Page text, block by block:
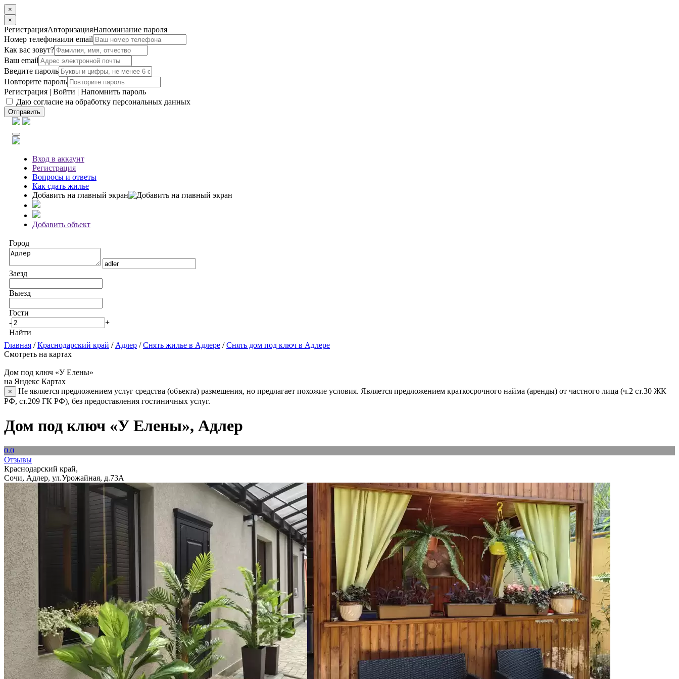
×
×
РегистрацияАвторизацияНапоминание пароля
Номер телефонаили email
Как вас зовут?
Ваш email
Введите пароль
Повторите пароль
Регистрация | Войти | Напомнить пароль
Даю согласие на обработку персональных данных
Отправить
Вход в аккаунт
Регистрация
Вопросы и ответы
Как сдать жилье
Добавить на главный экран
Добавить объект
Город
Заезд
Выезд
Гости
-
+
Найти
Главная /Краснодарский край / Адлер /Снять жилье в Адлере /Снять дом под ключ в Адлере
Смотреть на картах
Дом под ключ «У Елены»
на Яндекс Картах
×
Не является предложением услуг средства (объекта) размещения, но предлагает похожие условия. Является предложением краткосрочного найма (аренды) от частного лица (ч.2 ст.30 ЖК
РФ, ст.209 ГК РФ), без предоставления гостиничных услуг.
Дом под ключ «У Елены», Адлер
0.0
Отзывы
Краснодарский край,
Сочи, Адлер, ул.Урожайная, д.73А